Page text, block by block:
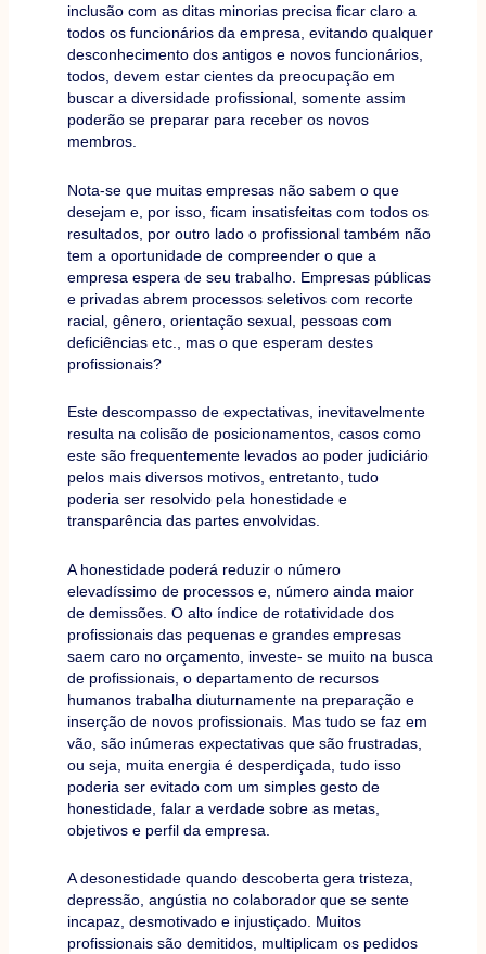
inclusão com as ditas minorias precisa ficar claro a
todos os funcionários da empresa, evitando qualquer
desconhecimento dos antigos e novos funcionários,
todos, devem estar cientes da preocupação em
buscar a diversidade profissional, somente assim
poderão se preparar para receber os novos
membros.
Nota-se que muitas empresas não sabem o que
desejam e, por isso, ficam insatisfeitas com todos os
resultados, por outro lado o profissional também não
tem a oportunidade de compreender o que a
empresa espera de seu trabalho. Empresas públicas
e privadas abrem processos seletivos com recorte
racial, gênero, orientação sexual, pessoas com
deficiências etc., mas o que esperam destes
profissionais?
Este descompasso de expectativas, inevitavelmente
resulta na colisão de posicionamentos, casos como
este são frequentemente levados ao poder judiciário
pelos mais diversos motivos, entretanto, tudo
poderia ser resolvido pela honestidade e
transparência das partes envolvidas.
A honestidade poderá reduzir o número
elevadíssimo de processos e, número ainda maior
de demissões. O alto índice de rotatividade dos
profissionais das pequenas e grandes empresas
saem caro no orçamento, investe- se muito na busca
de profissionais, o departamento de recursos
humanos trabalha diuturnamente na preparação e
inserção de novos profissionais. Mas tudo se faz em
vão, são inúmeras expectativas que são frustradas,
ou seja, muita energia é desperdiçada, tudo isso
poderia ser evitado com um simples gesto de
honestidade, falar a verdade sobre as metas,
objetivos e perfil da empresa.
A desonestidade quando descoberta gera tristeza,
depressão, angústia no colaborador que se sente
incapaz, desmotivado e injustiçado. Muitos
profissionais são demitidos, multiplicam os pedidos